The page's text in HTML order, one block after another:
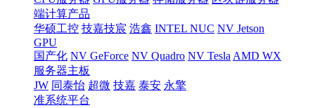
端计算产品
华硕工控 技嘉技宸 浩鑫 INTEL NUC NV Jetson
GPU
国产化 NV GeForce NV Quadro NV Tesla AMD WX
服务器主板
JW 同泰怡 超微 技嘉 泰安 永擎
准系统平台